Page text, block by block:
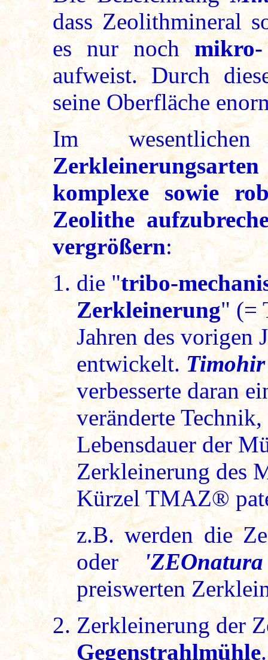
dass Zeolithmineral
es nur noch
aufweist. Durch
seine Oberfläche
Im
komplexe sowie
Zeolithe
vergrößern:
die "tribo-
Zerkleinerung" (=
Jahren des vorigen
entwickelt.
verbesserte daran
veränderte
Lebensdauer der
Zerkleinerung des
Kürzel TMAZ®
z.B. werden die
oder
preiswerten
Zerkleinerung der
Gegenstrahlmühle